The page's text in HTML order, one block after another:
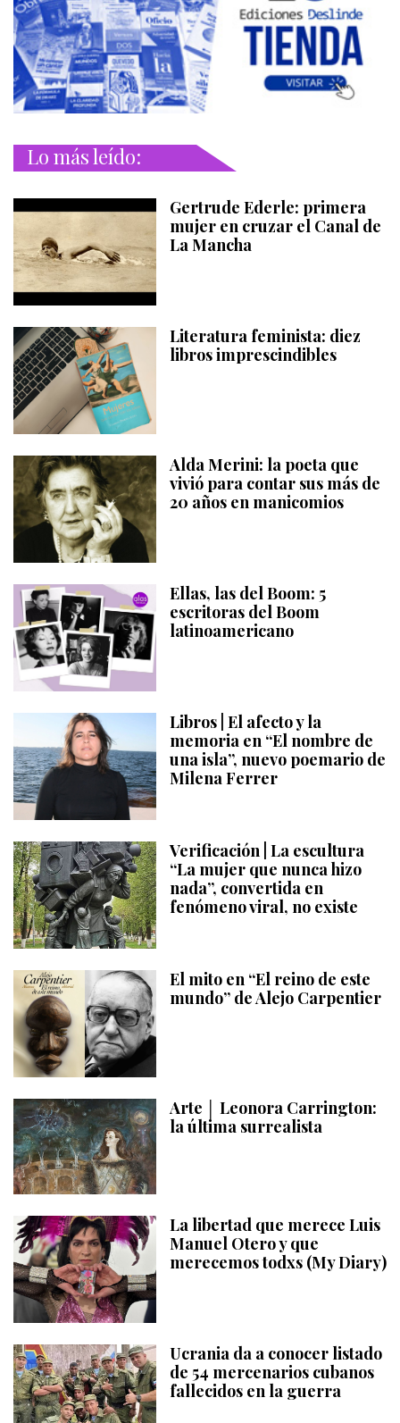
Lo más leído:
Gertrude Ederle: primera
mujer en cruzar el Canal de
La Mancha
Literatura feminista: diez
libros imprescindibles
Alda Merini: la poeta que
vivió para contar sus más de
20 años en manicomios
Ellas, las del Boom: 5
escritoras del Boom
latinoamericano
Libros | El afecto y la
memoria en “El nombre de
una isla”, nuevo poemario de
Milena Ferrer
Verificación | La escultura
“La mujer que nunca hizo
nada”, convertida en
fenómeno viral, no existe
El mito en “El reino de este
mundo” de Alejo Carpentier
Arte │ Leonora Carrington:
la última surrealista
La libertad que merece Luis
Manuel Otero y que
merecemos todxs (My Diary)
Ucrania da a conocer listado
de 54 mercenarios cubanos
fallecidos en la guerra